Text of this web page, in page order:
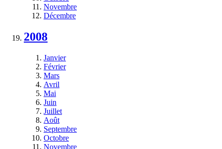
Novembre
Décembre
2008
Janvier
Février
Mars
Avril
Mai
Juin
Juillet
Août
Septembre
Octobre
Novembre